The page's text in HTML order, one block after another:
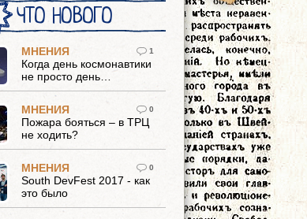
ЧТО НОВОГО
1
МНЕНИЯ
Когда день космонавтики
не просто день…
0
МНЕНИЯ
Пожара бояться – в ТРЦ
не ходить?
0
МНЕНИЯ
South DevFest 2017 - как
это было